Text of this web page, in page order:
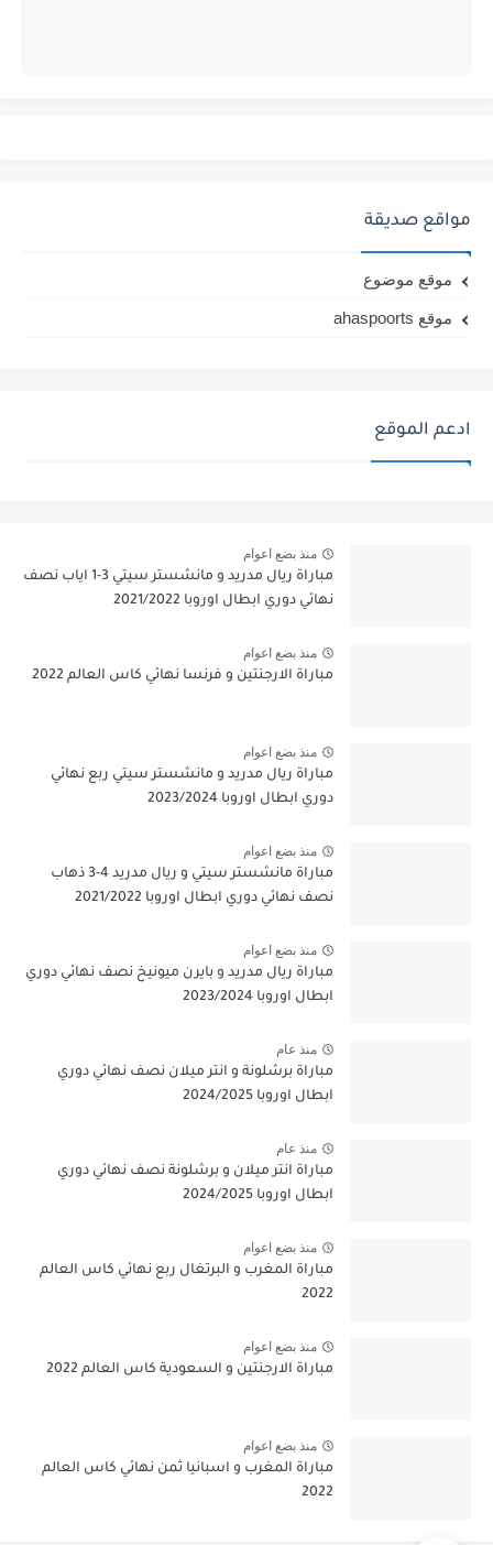
مواقع صديقة
موقع موضوع
موقع ahaspoorts
ادعم الموقع
منذ بضع اعوام
مباراة ريال مدريد و مانشستر سيتي 3-1 اياب نصف
نهائي دوري ابطال اوروبا 2021/2022
منذ بضع اعوام
مباراة الارجنتين و فرنسا نهائي كاس العالم 2022
منذ بضع اعوام
مباراة ريال مدريد و مانشستر سيتي ربع نهائي
دوري ابطال اوروبا 2023/2024
منذ بضع اعوام
مباراة مانشستر سيتي و ريال مدريد 4-3 ذهاب
نصف نهائي دوري ابطال اوروبا 2021/2022
منذ بضع اعوام
مباراة ريال مدريد و بايرن ميونيخ نصف نهائي دوري
ابطال اوروبا 2023/2024
منذ عام
مباراة برشلونة و انتر ميلان نصف نهائي دوري
ابطال اوروبا 2024/2025
منذ عام
مباراة انتر ميلان و برشلونة نصف نهائي دوري
ابطال اوروبا 2024/2025
منذ بضع اعوام
مباراة المغرب و البرتغال ربع نهائي كاس العالم
2022
منذ بضع اعوام
مباراة الارجنتين و السعودية كاس العالم 2022
منذ بضع اعوام
مباراة المغرب و اسبانيا ثمن نهائي كاس العالم
2022